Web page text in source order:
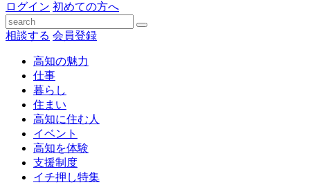
ログイン 初めての方へ
相談する 会員登録
高知の魅力
仕事
暮らし
住まい
高知に住む人
イベント
高知を体験
支援制度
イチ押し特集